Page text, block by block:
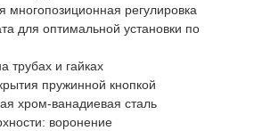
многопозиционная регулировка
для оптимальной установки по
трубах и гайках
пружинной кнопкой
хром-ванадиевая сталь
воронение